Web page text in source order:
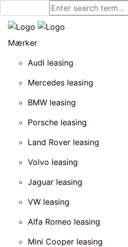
Mærker
Audi leasing
Mercedes leasing
BMW leasing
Porsche leasing
Land Rover leasing
Volvo leasing
Jaguar leasing
VW leasing
Alfa Romeo leasing
Mini Cooper leasing